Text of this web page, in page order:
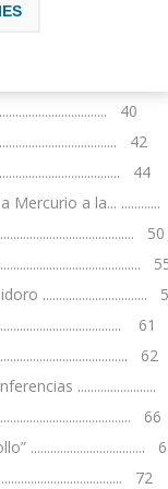
35
Legio .......................
40
42
44
a la...
50
................................
61
62
66
...................................
72